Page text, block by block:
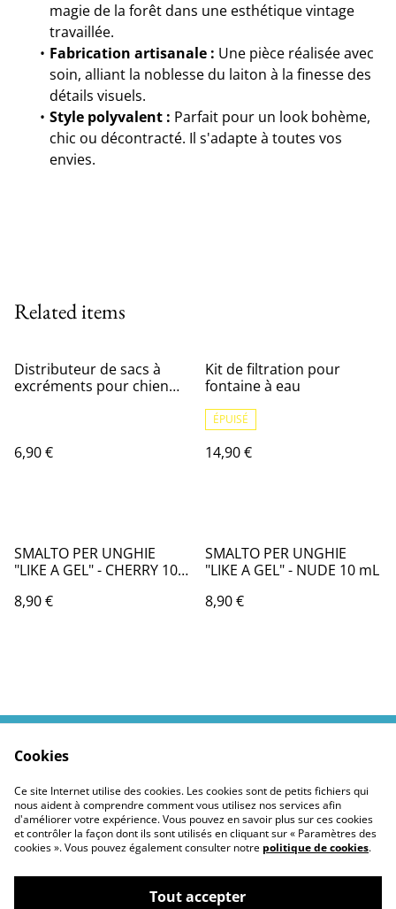
magie de la forêt dans une esthétique vintage
travaillée.
Fabrication artisanale : Une pièce réalisée avec
soin, alliant la noblesse du laiton à la finesse des
détails visuels.
Style polyvalent : Parfait pour un look bohème,
chic ou décontracté. Il s'adapte à toutes vos
envies.
Related items
Distributeur de sacs à
excréments pour chien
6,90 €
Kit de filtration pour
fontaine à eau
ÉPUISÉ
14,90 €
SMALTO PER UNGHIE
"LIKE A GEL" - CHERRY 10
8,90 €
SMALTO PER UNGHIE
"LIKE A GEL" - NUDE 10 mL
8,90 €
Politiques Site
Confidentialité des
cookies
Cookies
Ce site Internet utilise des cookies. Les cookies sont de petits fichiers qui
nous aident à comprendre comment vous utilisez nos services afin
d'améliorer votre expérience. Vous pouvez en savoir plus sur ces cookies
et contrôler la façon dont ils sont utilisés en cliquant sur « Paramètres des
cookies ». Vous pouvez également consulter notre politique de cookies.
Tout accepter